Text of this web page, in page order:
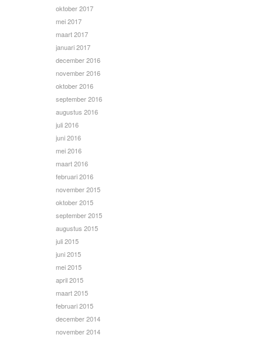
oktober 2017
mei 2017
maart 2017
januari 2017
december 2016
november 2016
oktober 2016
september 2016
augustus 2016
juli 2016
juni 2016
mei 2016
maart 2016
februari 2016
november 2015
oktober 2015
september 2015
augustus 2015
juli 2015
juni 2015
mei 2015
april 2015
maart 2015
februari 2015
december 2014
november 2014